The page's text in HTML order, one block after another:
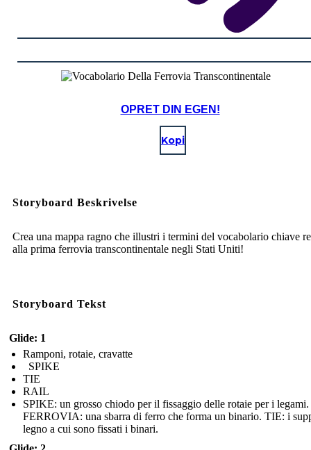
OPRET DIN EGEN!
Kopi
Storyboard Beskrivelse
Crea una mappa ragno che illustri i termini del vocabolario chiave
alla prima ferrovia transcontinentale negli Stati Uniti!
Storyboard Tekst
Glide: 1
Ramponi, rotaie, cravatte
SPIKE
TIE
RAIL
SPIKE: un grosso chiodo per il fissaggio delle rotaie per i legami.
FERROVIA: una sbarra di ferro che forma un binario. TIE: i
legno a cui sono fissati i binari.